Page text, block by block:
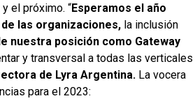
el próximo. “Esperamos el año
las organizaciones, la inclusión
nuestra posición como Gateway
y transversal a todas las verticales
de Lyra Argentina. La vocera
para el 2023: